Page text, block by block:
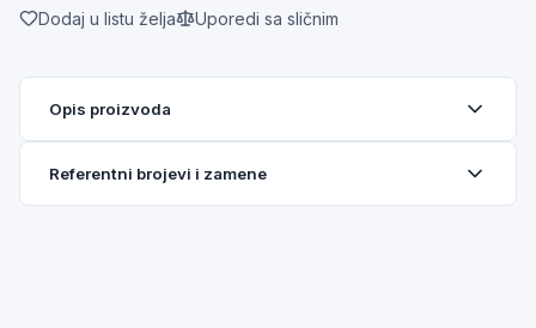
Dodaj u listu želja Uporedi sa sličnim
Opis proizvoda
Referentni brojevi i zamene